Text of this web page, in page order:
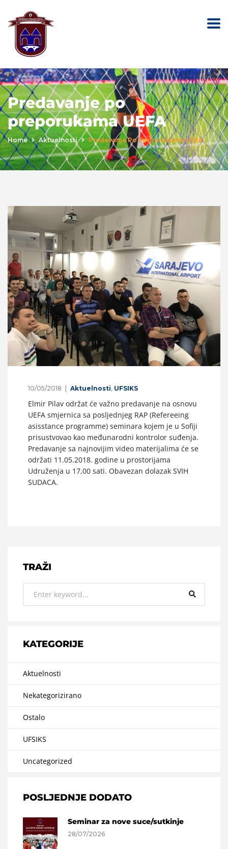
Predavanje po
preporukama UEFA
Home Aktuelnosti Predavanje Po Preporukama UEFA
10/05/2018 Aktuelnosti, UFSIKS
Elmir Pilav održat će važno predavanje na osnovu
UEFA smjernica sa posljednjeg RAP (Refereeing
asisstance programme) seminara kojem je u Sofiji
prisustvovao kao međunarodni kontrolor suđenja.
Predavanje sa najnovijim video materijalima će se
održati 11.05.2018. godine u prostorijama
Udruženja u 17,00 sati. Obavezan dolazak SVIH
SUDACA.
TRAŽI
KATEGORIJE
Aktuelnosti
Nekategorizirano
Ostalo
UFSIKS
Uncategorized
POSLJEDNJE DODATO
Seminar za nove suce/sutkinje
28/07/2026